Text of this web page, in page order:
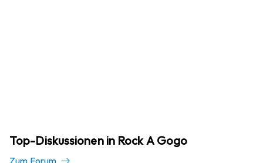
Top-Diskussionen in Rock A Gogo